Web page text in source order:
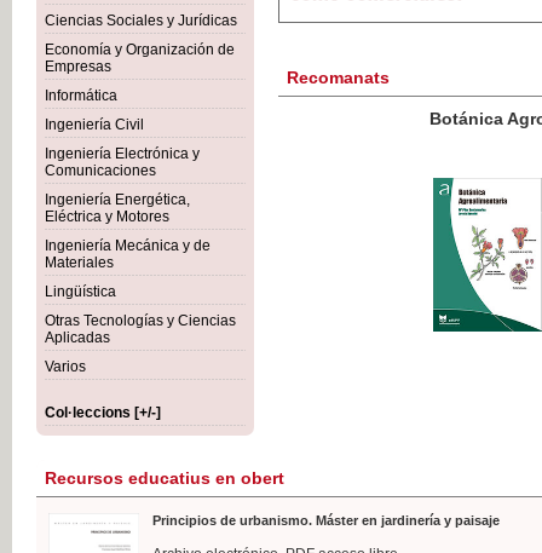
Ciencias Sociales y Jurídicas
Economía y Organización de
Empresas
Informática
Ingeniería Civil
Ingeniería Electrónica y
Comunicaciones
Ingeniería Energética,
Eléctrica y Motores
Ingeniería Mecánica y de
Materiales
Lingüística
Otras Tecnologías y Ciencias
Aplicadas
Varios
Col·leccions [+/-]
Recomanats
Botánica Agroalimentaria
IVA
Recursos educatius en obert
Principios de urbanismo. Máster en jardinería y paisaje